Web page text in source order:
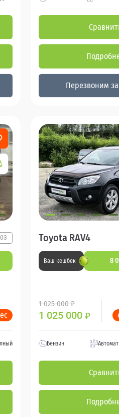
Перезвоним
Toyota RAV4
Ваш кешбек 8
1 025 000 ₽
1 025 000 ₽
Бензин Автомат